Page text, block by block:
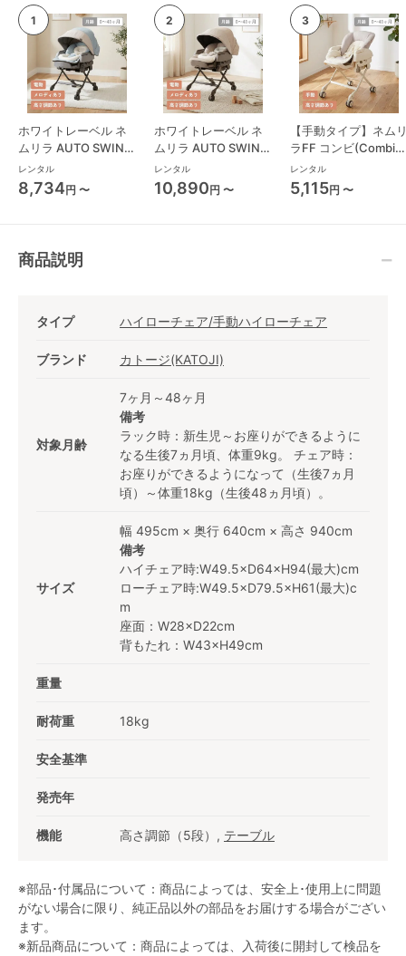
ホワイトレーベル ネ
ムリラ AUTO SWING
BEDi Long スリープ
シェル EG コンビ
(Combi) ハイローチ
レンタル
8,734円 〜
ホワイトレーベル ネ
ムリラ AUTO SWING
BEDi Long スリープ
シェル EG＋ コンビ
(Combi) ハイローチ
レンタル
10,890円 〜
【手動タイプ】ネム
ラFF コンビ(Combi)
ハイローチェア・ベ
ーラック
レンタル
5,115円 〜
商品説明
タイプ ハイローチェア/手動ハイローチェア
ブランド カトージ(KATOJI)
対象月齢
7ヶ月～48ヶ月
備考
ラック時：新生児～お座りができるように
なる生後7ヵ月頃、体重9kg。 チェア時：
お座りができるようになって（生後7ヵ月
頃）～体重18kg（生後48ヵ月頃）。
サイズ
幅 495cm × 奥行 640cm × 高さ 940cm
備考
ハイチェア時:W49.5×D64×H94(最大)cm
ローチェア時:W49.5×D79.5×H61(最大)c
m
座面：W28×D22cm
背もたれ：W43×H49cm
重量
耐荷重 18kg
安全基準
発売年
機能 高さ調節（5段）, テーブル
※部品･付属品について：商品によっては、安全上･使用上に問題
がない場合に限り、純正品以外の部品をお届けする場合がござい
ます。
※新品商品について：商品によっては、入荷後に開封して検品を